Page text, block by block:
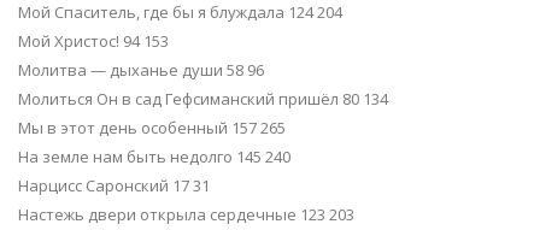
Мой Спаситель, где бы я блуждала 124 204
Мой Христос! 94 153
Молитва — дыханье души 58 96
Молиться Он в сад Гефсиманский пришёл 80 134
Мы в этот день особенный 157 265
На земле нам быть недолго 145 240
Нарцисс Саронский 17 31
Настежь двери открыла сердечные 123 203